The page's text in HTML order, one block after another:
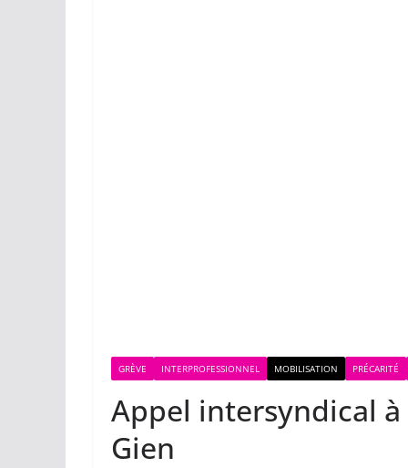
GRÈVE INTERPROFESSIONNEL MOBILISATION PRÉCARITÉ
Appel intersyndical
Gien